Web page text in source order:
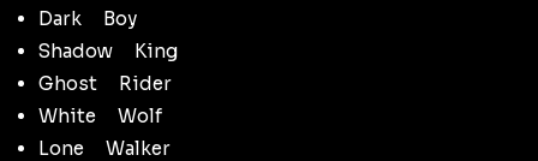
Darkᅠ Boy
Shadowᅠ King
Ghostᅠ Rider
Whiteᅠ Wolf
Loneᅠ Walker